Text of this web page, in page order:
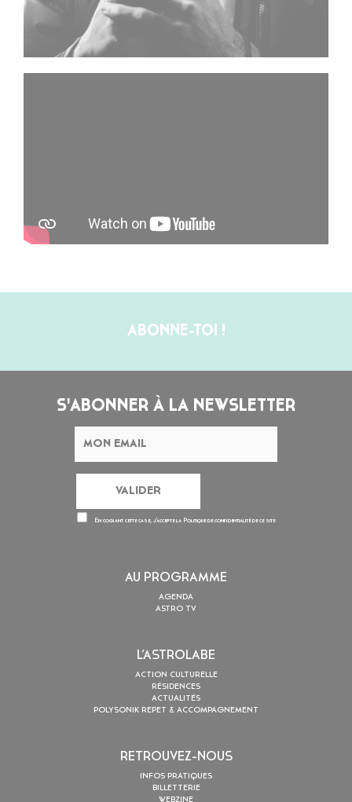
ABONNE-TOI !
S'ABONNER À LA NEWSLETTER
En cochant cette case, j’accepte la Politique de confidentialitéde ce site
AU PROGRAMME
AGENDA
ASTRO TV
L’ASTROLABE
ACTION CULTURELLE
RÉSIDENCES
ACTUALITÉS
POLYSONIK REPET & ACCOMPAGNEMENT
RETROUVEZ-NOUS
INFOS PRATIQUES
BILLETTERIE
WEBZINE